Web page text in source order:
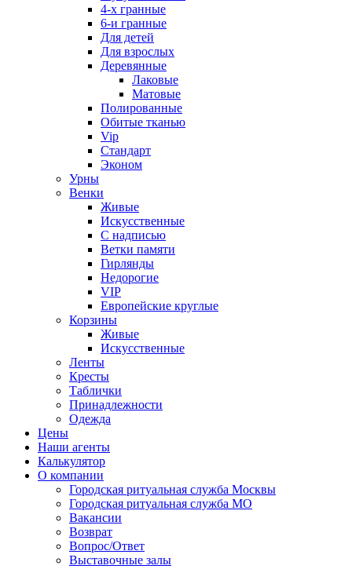
4-х гранные
6-и гранные
Для детей
Для взрослых
Деревянные
Лаковые
Матовые
Полированные
Обитые тканью
Vip
Стандарт
Эконом
Урны
Венки
Живые
Искусственные
С надписью
Ветки памяти
Гирлянды
Недорогие
VIP
Европейские круглые
Корзины
Живые
Искусственные
Ленты
Кресты
Таблички
Принадлежности
Одежда
Цены
Наши агенты
Калькулятор
О компании
Городская ритуальная служба Москвы
Городская ритуальная служба МО
Вакансии
Возврат
Вопрос/Ответ
Выставочные залы